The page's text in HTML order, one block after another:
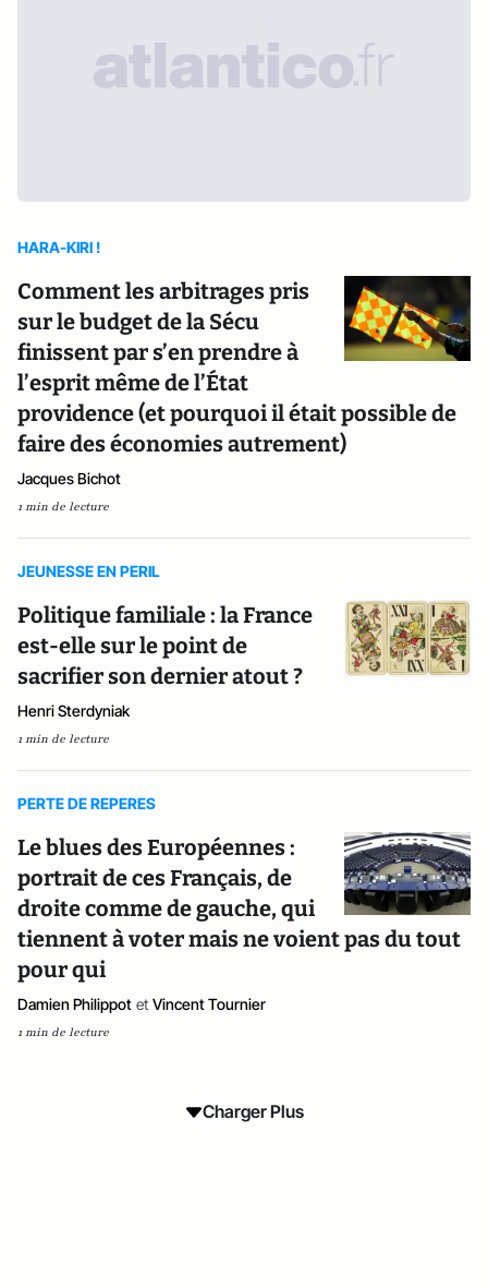
HARA-KIRI !
Comment les arbitrages pris
sur le budget de la Sécu
finissent par s’en prendre à
l’esprit même de l’État
providence (et pourquoi il était possible de
faire des économies autrement)
Jacques Bichot
1 min de lecture
JEUNESSE EN PERIL
Politique familiale : la France
est-elle sur le point de
sacrifier son dernier atout ?
Henri Sterdyniak
1 min de lecture
PERTE DE REPERES
Le blues des Européennes :
portrait de ces Français, de
droite comme de gauche, qui
tiennent à voter mais ne voient pas du tout
pour qui
Damien Philippot et Vincent Tournier
1 min de lecture
Charger Plus